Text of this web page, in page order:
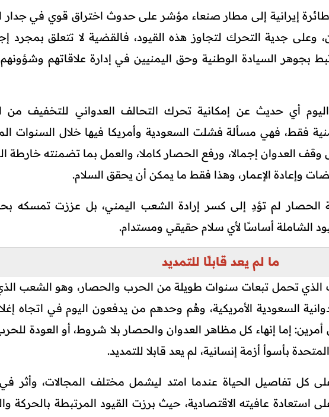
إيرانية إلى مطار صنعاء مؤشر على حدوث اختراق قوي في جدار
وعلى جدية التحرك لتجاوز هذه القيود، فالقضية لا تتعلق بمجرد
بجوهر السيادة الوطنية وحق اليمنيين في إدارة علاقاتهم وشؤونهم
أي حديث عن إمكانية تحرك التحالف العدواني للتخفيف من
فقط، فهي مسألة فشلت السعودية وأمريكا فيها خلال السنوات
العدوان إجمالا، ورفع الحصار كاملا، والعمل بما تضمنته خارطة
وإعادة الإعمار، وهذا فقط ما يمكن أن يحقق السلام.
الحصار لم تؤدِ إلى كسر إرادة الشعب اليمني، بل عززت تمسكه
الشاملة أساسًا لأي سلام حقيقي ومستدام.
ما لم يعد قابلًا للتمديد
تحمل تبعات سنوات طويلة من الحرب والحصار، وهو الشعب
السعودية الأمريكية، وهُم وحدهم من يدفعون اليوم في اتجاه
إما إنهاء كل مظاهر العدوان والحصار بلا شروط، أو العودة
بأسوأ أزمة إنسانية، لم يعد قابلا للتمديد.
كل تفاصيل الحياة عندما امتد ليشمل مختلف المجالات، وأثر
استعادة عافيته الاقتصادية، حيث برزت القيود المرتبطة بالحركة